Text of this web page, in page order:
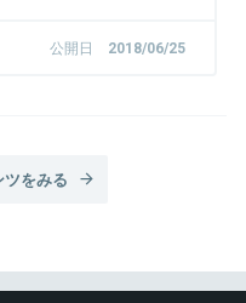
公開日 2018/06/25
をみる